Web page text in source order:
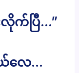
က်ပြီ…”
ယ်လေ…